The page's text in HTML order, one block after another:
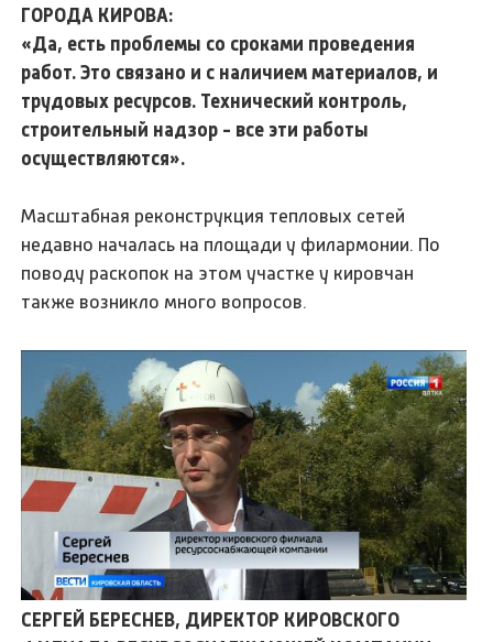
ГОРОДА КИРОВА:
«Да, есть проблемы со сроками проведения
работ. Это связано и с наличием материалов, и
трудовых ресурсов. Технический контроль,
строительный надзор - все эти работы
осуществляются».
Масштабная реконструкция тепловых сетей
недавно началась на площади у филармонии. По
поводу раскопок на этом участке у кировчан
также возникло много вопросов.
СЕРГЕЙ БЕРЕСНЕВ, ДИРЕКТОР КИРОВСКОГО